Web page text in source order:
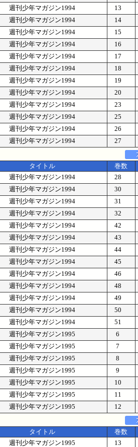
週刊少年マガジン1994
13
週刊少年マガジン1994
14
週刊少年マガジン1994
15
週刊少年マガジン1994
16
週刊少年マガジン1994
17
週刊少年マガジン1994
18
週刊少年マガジン1994
19
週刊少年マガジン1994
20
週刊少年マガジン1994
23
週刊少年マガジン1994
25
週刊少年マガジン1994
26
週刊少年マガジン1994 27
タイトル
巻数
週刊少年マガジン1994
28
週刊少年マガジン1994
30
週刊少年マガジン1994
31
週刊少年マガジン1994
32
週刊少年マガジン1994
42
週刊少年マガジン1994
43
週刊少年マガジン1994
44
週刊少年マガジン1994
45
週刊少年マガジン1994
46
週刊少年マガジン1994
48
週刊少年マガジン1994
49
週刊少年マガジン1994
50
週刊少年マガジン1994
51
週刊少年マガジン1995
6
週刊少年マガジン1995
7
週刊少年マガジン1995
8
週刊少年マガジン1995
9
週刊少年マガジン1995
10
週刊少年マガジン1995
11
週刊少年マガジン1995 12
タイトル
巻数
週刊少年マガジン1995
13